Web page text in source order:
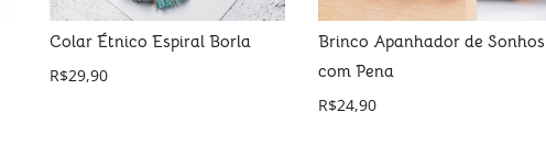
Colar Étnico Espiral Borla
R$29,90
Brinco Apanhador de Sonhos
com Pena
R$24,90